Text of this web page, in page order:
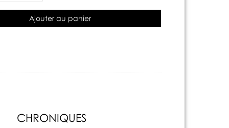
Ajouter au panier
CHRONIQUES